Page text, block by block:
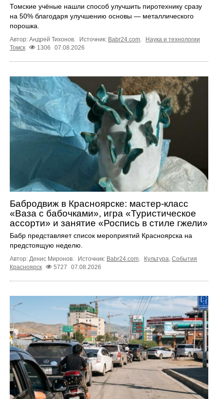
Томские учёные нашли способ улучшить пиротехнику сразу
на 50% благодаря улучшению основы — металлического
порошка.
Автор: Андрей Тихонов. Источник: Babr24.com.
Наука и технологии
Томск
1306 07.08.2026
Бабродвиж в Красноярске: мастер-класс
«Ваза с бабочками», игра «Туристическое
ассорти» и занятие «Роспись в стиле гжели»
Бабр представляет список мероприятий Красноярска на
предстоящую неделю.
Автор: Денис Миронов. Источник: Babr24.com. Культура, События
Красноярск
5727 07.08.2026